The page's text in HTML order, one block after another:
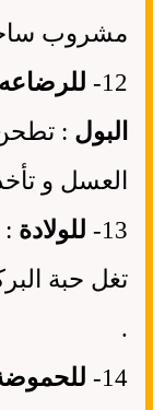
مشروب
12-
البول :
العسل و
13-
للولادة :
تغل حبة
.
14-